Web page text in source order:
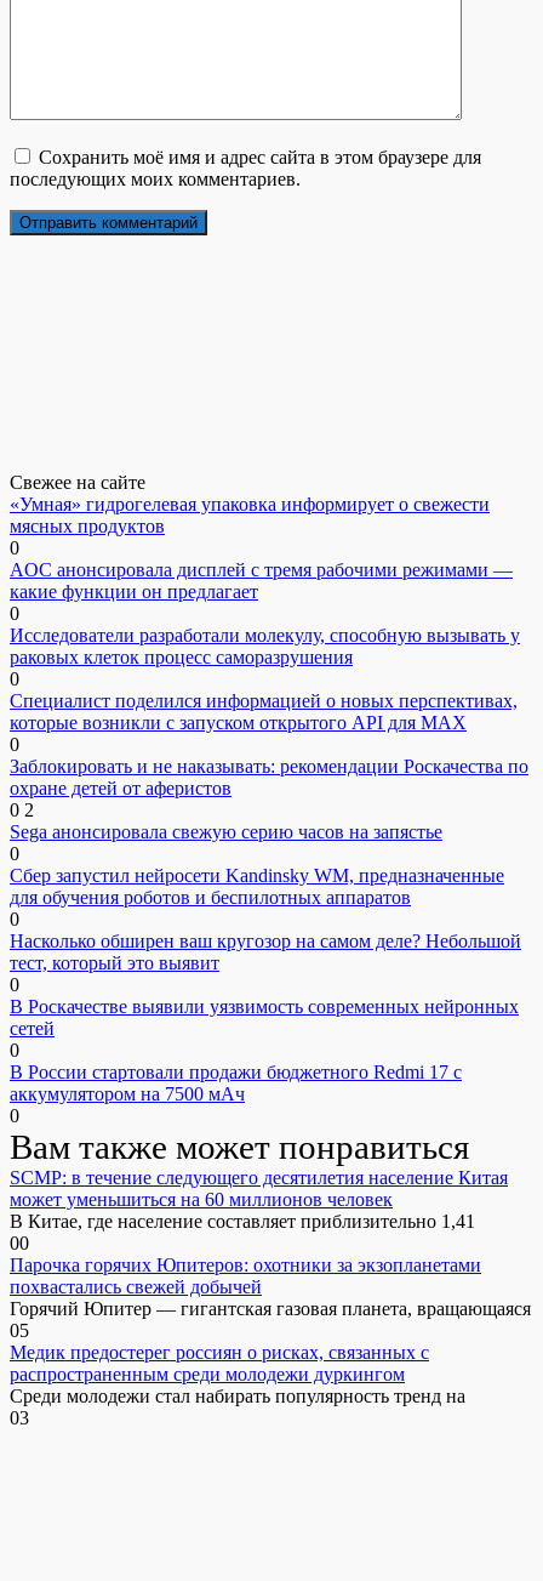
Сохранить моё имя и адрес сайта в этом браузере для
последующих моих комментариев.
Свежее на сайте
«Умная» гидрогелевая упаковка информирует о свежести
мясных продуктов
0
AOC анонсировала дисплей с тремя рабочими режимами —
какие функции он предлагает
0
Исследователи разработали молекулу, способную вызывать у
раковых клеток процесс саморазрушения
0
Специалист поделился информацией о новых перспективах,
которые возникли с запуском открытого API для МАХ
0
Заблокировать и не наказывать: рекомендации Роскачества по
охране детей от аферистов
0 2
Sega анонсировала свежую серию часов на запястье
0
Сбер запустил нейросети Kandinsky WM, предназначенные
для обучения роботов и беспилотных аппаратов
0
Насколько обширен ваш кругозор на самом деле? Небольшой
тест, который это выявит
0
В Роскачестве выявили уязвимость современных нейронных
сетей
0
В России стартовали продажи бюджетного Redmi 17 с
аккумулятором на 7500 мАч
0
Вам также может понравиться
SCMP: в течение следующего десятилетия население Китая
может уменьшиться на 60 миллионов человек
В Китае, где население составляет приблизительно 1,41
00
Парочка горячих Юпитеров: охотники за экзопланетами
похвастались свежей добычей
Горячий Юпитер — гигантская газовая планета, вращающаяся
05
Медик предостерег россиян о рисках, связанных с
распространенным среди молодежи дуркингом
Среди молодежи стал набирать популярность тренд на
03